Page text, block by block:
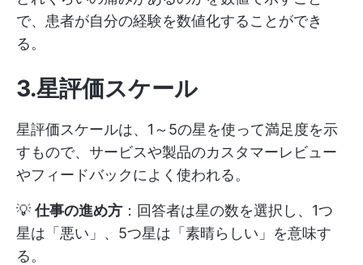
で、患者が自分の経験を数値化することができ
る。
3.星評価スケール
星評価スケールは、1～5の星を使って満足度を示
すもので、サービスや製品のカスタマーレビュー
やフィードバックによく使われる。
💡仕事の進め方 ：回答者は星の数を選択し、1つ
星は「悪い」、5つ星は「素晴らしい」を意味す
る。